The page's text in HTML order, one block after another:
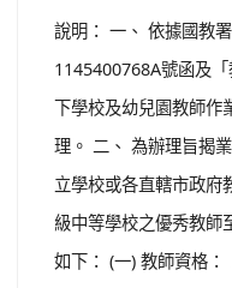
說明： 一、 依據國教
1145400768A號函及
下學校及幼兒園教師作
理。 二、 為辦理旨揭
立學校或各直轄市政府
級中等學校之優秀教師
如下： (一) 教師資格：